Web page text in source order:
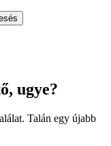
ugye?
Talán egy újabb